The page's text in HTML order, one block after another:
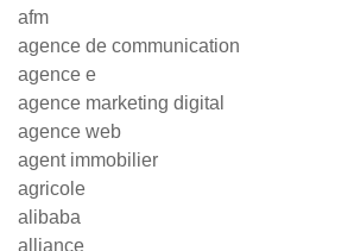
afm
agence de communication
agence e
agence marketing digital
agence web
agent immobilier
agricole
alibaba
alliance